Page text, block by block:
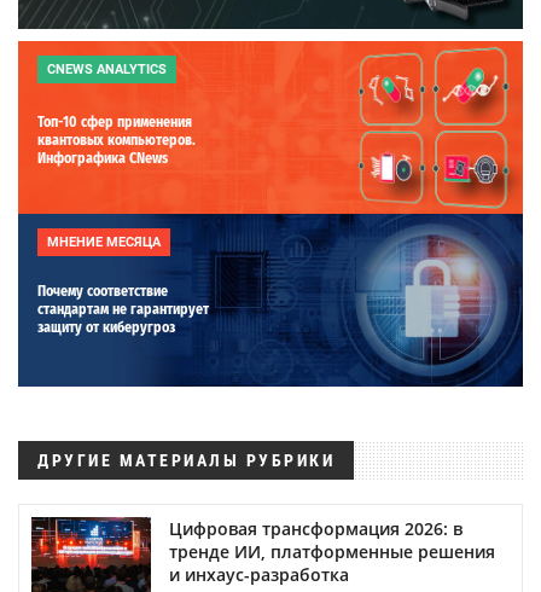
CNEWS ANALYTICS
Топ-10 сфер применения
квантовых компьютеров.
Инфографика CNews
МНЕНИЕ МЕСЯЦА
Почему соответствие
стандартам не гарантирует
защиту от киберугроз
ДРУГИЕ МАТЕРИАЛЫ РУБРИКИ
Цифровая трансформация 2026: в
тренде ИИ, платформенные решения
и инхаус-разработка